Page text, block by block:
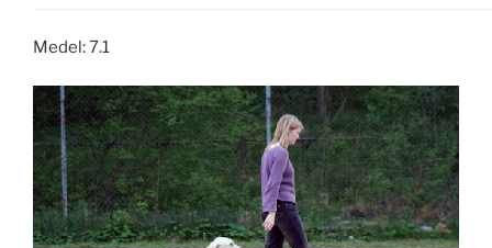
Medel: 7.1